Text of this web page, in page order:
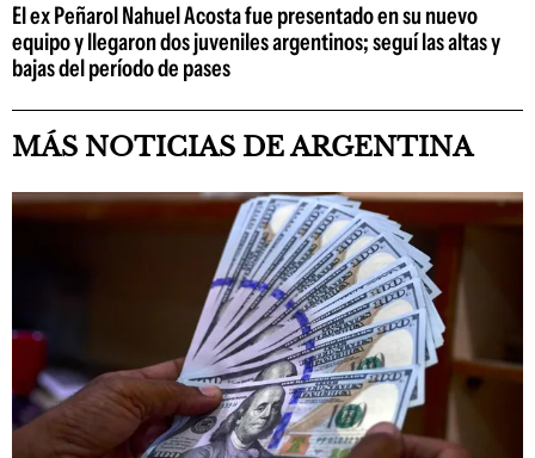
El ex Peñarol Nahuel Acosta fue presentado en su nuevo
equipo y llegaron dos juveniles argentinos; seguí las altas y
bajas del período de pases
MÁS NOTICIAS DE ARGENTINA